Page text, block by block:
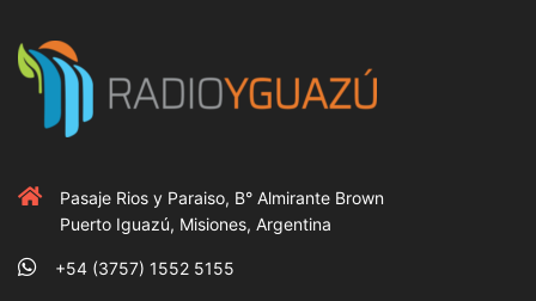
Pasaje Rios y Paraiso, B° Almirante Brown
Puerto Iguazú, Misiones, Argentina
+54 (3757) 1552 5155